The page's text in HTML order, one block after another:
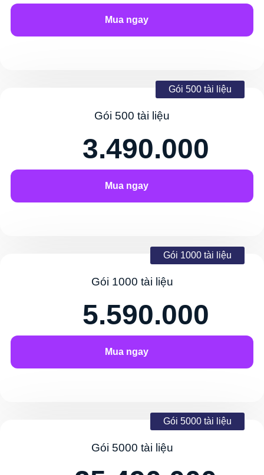
Mua ngay
Gói 500 tài liệu
Gói 500 tài liệu
3.490.000
Mua ngay
Gói 1000 tài liệu
Gói 1000 tài liệu
5.590.000
Mua ngay
Gói 5000 tài liệu
Gói 5000 tài liệu